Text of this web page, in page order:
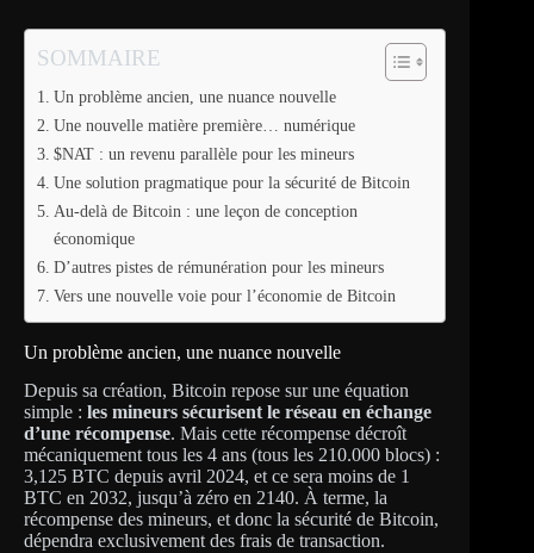
SOMMAIRE
Un problème ancien, une nuance nouvelle
Une nouvelle matière première… numérique
$NAT : un revenu parallèle pour les mineurs
Une solution pragmatique pour la sécurité de Bitcoin
Au-delà de Bitcoin : une leçon de conception
économique
D’autres pistes de rémunération pour les mineurs
Vers une nouvelle voie pour l’économie de Bitcoin
Un problème ancien, une nuance nouvelle
Depuis sa création, Bitcoin repose sur une équation
simple : les mineurs sécurisent le réseau en échange
d’une récompense. Mais cette récompense décroît
mécaniquement tous les 4 ans (tous les 210.000 blocs) :
3,125 BTC depuis avril 2024, et ce sera moins de 1
BTC en 2032, jusqu’à zéro en 2140. À terme, la
récompense des mineurs, et donc la sécurité de Bitcoin,
dépendra exclusivement des frais de transaction.